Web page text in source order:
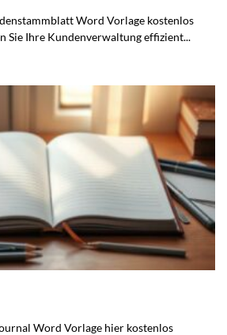
Word Vorlage kostenlos
Sie Ihre Kundenverwaltung effizient...
Word Vorlage hier kostenlos